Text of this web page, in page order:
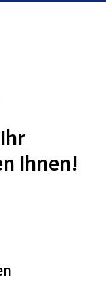
Ihnen!